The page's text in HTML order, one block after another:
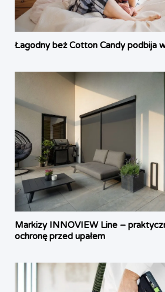
Łagodny beż Cotton Candy podbija
Markizy INNOVIEW Line –
ochronę przed upałem